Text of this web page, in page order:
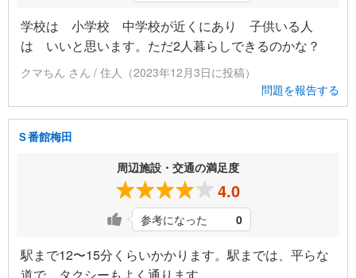
学校は 小学校 中学校が近くにあり 子供いる人
は いいと思います。ただ2人暮らしできるのかな？
クマちん さん / 住人（2023年12月3日に投稿）
問題を報告する
Ｓ番館梅田
周辺施設・交通の満足度
4.0
参考になった 0
駅まで12〜15分くらいかかります。駅までは、平らな